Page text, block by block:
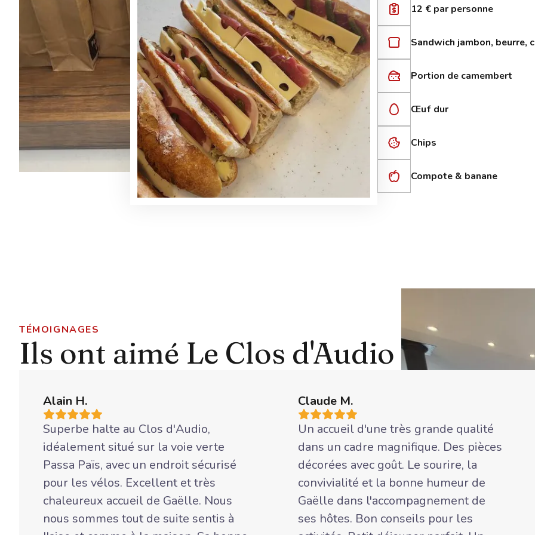
12 € par personne
Sandwich jambon, beurre,
Portion de camembert
Œuf dur
Chips
Compote & banane
TÉMOIGNAGES
Ils ont aimé Le Clos d'Audio
Alain H.
Superbe halte au Clos d'Audio,
idéalement situé sur la voie verte
Passa Païs, avec un endroit sécurisé
pour les vélos. Excellent et très
chaleureux accueil de Gaëlle. Nous
nous sommes tout de suite sentis à
Claude M.
Un accueil d'une très grande qualité
dans un cadre magnifique. Des pièces
décorées avec goût. Le sourire, la
convivialité et la bonne humeur de
Gaëlle dans l'accompagnement de
ses hôtes. Bon conseils pour les